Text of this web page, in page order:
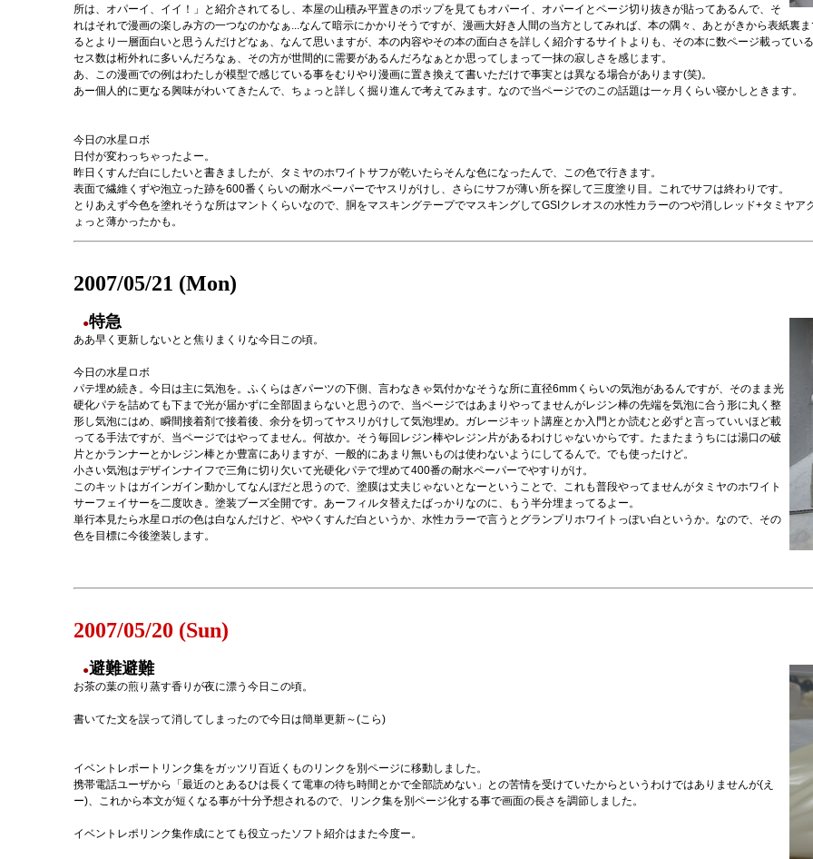
所は、オパーイ、イイ！」と紹介されてるし、本屋の山積み平置きのポップを見てもオパーイ、オパーイとページ切り抜きが貼ってあるんで、そ
れはそれで漫画の楽しみ方の一つなのかなぁ...なんて暗示にかかりそうですが、漫画大好き人間の当方としてみれば、本の隅々、あとがきから表紙裏
るとより一層面白いと思うんだけどなぁ、なんて思いますが、本の内容やその本の面白さを詳しく紹介するサイトよりも、その本に数ページ載ってい
セス数は桁外れに多いんだろなぁ、その方が世間的に需要があるんだろなぁとか思ってしまって一抹の寂しさを感じます。
あ、この漫画での例はわたしが模型で感じている事をむりやり漫画に置き換えて書いただけで事実とは異なる場合があります(笑)。
あー個人的に更なる興味がわいてきたんで、ちょっと詳しく掘り進んで考えてみます。なので当ページでのこの話題は一ヶ月くらい寝かしときます。
今日の水星ロボ
日付が変わっちゃったよー。
昨日くすんだ白にしたいと書きましたが、タミヤのホワイトサフが乾いたらそんな色になったんで、この色で行きます。
表面で繊維くずや泡立った跡を600番くらいの耐水ペーパーでヤスリがけし、さらにサフが薄い所を探して三度塗り目。これでサフは終わりです。
とりあえず今色を塗れそうな所はマントくらいなので、胴をマスキングテープでマスキングしてGSIクレオスの水性カラーのつや消しレッド+タミヤ
ょっと薄かったかも。
2007/05/21 (Mon)
●特急
ああ早く更新しないとと焦りまくりな今日この頃。
今日の水星ロボ
パテ埋め続き。今日は主に気泡を。ふくらはぎパーツの下側、言わなきゃ気付かなそうな所に直径6mmくらいの気泡があるんですが、そのまま光
硬化パテを詰めても下まで光が届かずに全部固まらないと思うので、当ページではあまりやってませんがレジン棒の先端を気泡に合う形に丸く整
形し気泡にはめ、瞬間接着剤で接着後、余分を切ってヤスリがけして気泡埋め。ガレージキット講座とか入門とか読むと必ずと言っていいほど載
ってる手法ですが、当ページではやってません。何故か。そう毎回レジン棒やレジン片があるわけじゃないからです。たまたまうちには湯口の破
片とかランナーとかレジン棒とか豊富にありますが、一般的にあまり無いものは使わないようにしてるんで。でも使ったけど。
小さい気泡はデザインナイフで三角に切り欠いて光硬化パテで埋めて400番の耐水ペーパーでやすりがけ。
このキットはガインガイン動かしてなんぼだと思うので、塗膜は丈夫じゃないとなーということで、これも普段やってませんがタミヤのホワイト
サーフェイサーを二度吹き。塗装ブーズ全開です。あーフィルタ替えたばっかりなのに、もう半分埋まってるよー。
単行本見たら水星ロボの色は白なんだけど、ややくすんだ白というか、水性カラーで言うとグランプリホワイトっぽい白というか。なので、その
色を目標に今後塗装します。
2007/05/20 (Sun)
●避難避難
お茶の葉の煎り蒸す香りが夜に漂う今日この頃。
書いてた文を誤って消してしまったので今日は簡単更新～(こら)
イベントレポートリンク集をガッツリ百近くものリンクを別ページに移動しました。
携帯電話ユーザから「最近のとあるひは長くて電車の待ち時間とかで全部読めない」との苦情を受けていたからというわけではありませんが(え
ー)、これから本文が短くなる事が十分予想されるので、リンク集を別ページ化する事で画面の長さを調節しました。
イベントレポリンク集作成にとても役立ったソフト紹介はまた今度ー。